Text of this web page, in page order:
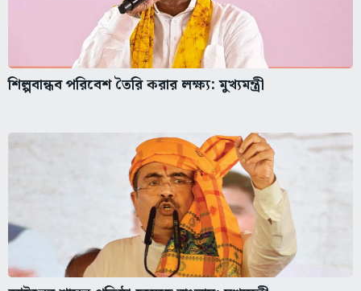
শিল্পবান্ধব পরিবেশ তৈরি করার লক্ষ্য: মুখ্যমন্ত্রী